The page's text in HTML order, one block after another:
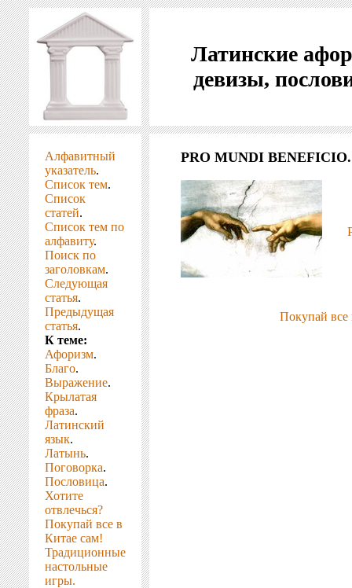
Латинские
девизы,
Алфавитный
указатель.
Список тем.
Список
статей.
Список тем по
алфавиту.
Поиск по
заголовкам.
Следующая
статья.
Предыдущая
статья.
К теме:
Афоризм.
Благо.
Выражение.
Крылатая
фраза.
Латинский
язык.
Латынь.
Поговорка.
Пословица.
Хотите
отвлечься?
Покупай все в
Китае сам!
Традиционные
настольные
игры.
PRO MUNDI BENEFICIO.
Покупай все